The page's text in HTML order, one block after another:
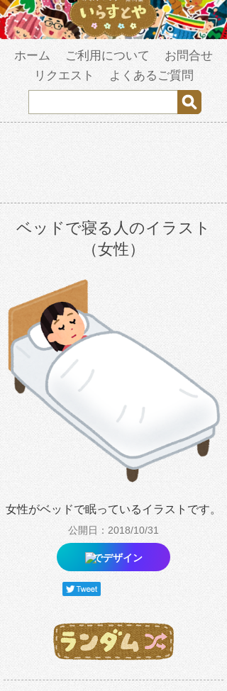
ホーム ご利用について
お問合せ
リクエスト
よくあるご質問
ベッドで寝る人のイラスト
（女性）
女性がベッドで眠っているイラストです。
公開日：2018/10/31
でデザイン